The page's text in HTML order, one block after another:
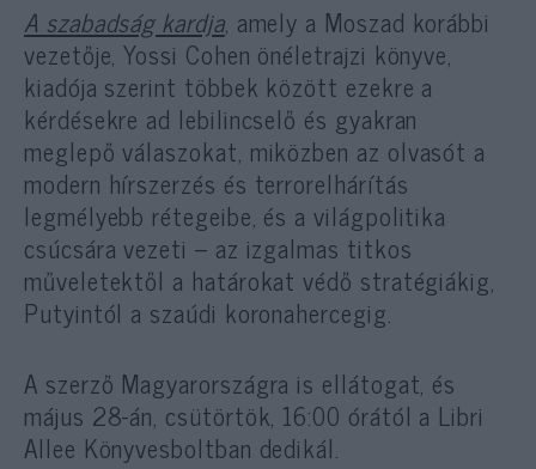
A szabadság kardja, amely a Moszad korábbi
vezetője, Yossi Cohen önéletrajzi könyve,
kiadója szerint többek között ezekre a
kérdésekre ad lebilincselő és gyakran
meglepő válaszokat, miközben az olvasót a
modern hírszerzés és terrorelhárítás
legmélyebb rétegeibe, és a világpolitika
csúcsára vezeti – az izgalmas titkos
műveletektől a határokat védő stratégiákig,
Putyintól a szaúdi koronahercegig.
A szerző Magyarországra is ellátogat, és
május 28-án, csütörtök, 16:00 órától a Libri
Allee Könyvesboltban dedikál.